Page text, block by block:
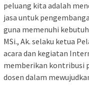
peluang kita adalah
jasa untuk
guna memenuhi
MSi., Ak. selaku ketua
acara dan kegiatan
memberikan kontribusi
dosen dalam